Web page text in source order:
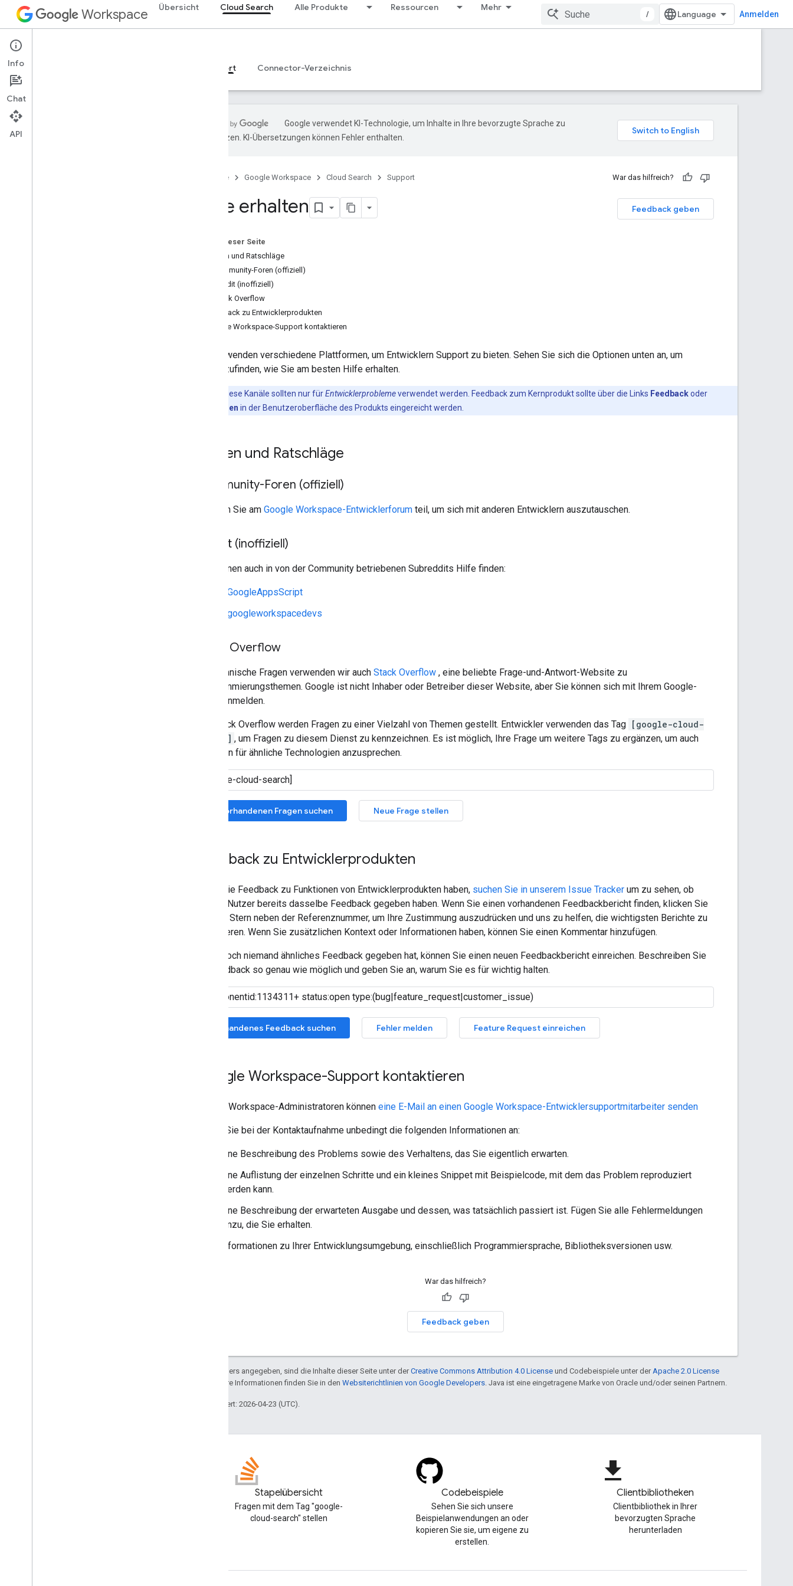
Workspace Übersicht Cloud Search Alle Produkte Ressourcen Mehr
/ Anmelden
Cloud Search
Übersicht Support Connector-Verzeichnis
Google verwendet KI-Technologie, um Inhalte in Ihre bevorzugte Sprache zu
übersetzen. KI-Übersetzungen können Fehler enthalten.
Startseite Google Workspace Cloud Search Support War das hilfreich?
Feedback geben
Hilfe erhalten
Auf dieser Seite
Fragen und Ratschläge
Community-Foren (offiziell)
Reddit (inoffiziell)
Stack Overflow
Feedback zu Entwicklerprodukten
Google Workspace-Support kontaktieren
Wir verwenden verschiedene Plattformen, um Entwicklern Support zu bieten. Sehen Sie sich die Optionen unten an, um
herauszufinden, wie Sie am besten Hilfe erhalten.
Diese Kanäle sollten nur fürEntwicklerproblemeverwendet werden. Feedback zum Kernprodukt sollte über die Links Feedbackoder
Problem melden in der Benutzeroberfläche des Produkts eingereicht werden.
Fragen und Ratschläge
Community-Foren (offiziell)
Nehmen Sie am Google Workspace-Entwicklerforum teil, um sich mit anderen Entwicklern auszutauschen.
Reddit (inoffiziell)
Sie können auch in von der Community betriebenen Subreddits Hilfe finden:
r/GoogleAppsScript
r/googleworkspacedevs
Stack Overflow
Für technische Fragen verwenden wir auch Stack Overflow , eine beliebte Frage-und-Antwort-Website zu
Programmierungsthemen. Google ist nicht Inhaber oder Betreiber dieser Website, aber Sie können sich mit Ihrem Google-
Konto anmelden.
Auf Stack Overflow werden Fragen zu einer Vielzahl von Themen gestellt. Entwickler verwenden das Tag [google-cloud-
search] , um Fragen zu diesem Dienst zu kennzeichnen. Es ist möglich, Ihre Frage um weitere Tags zu ergänzen, um auch
Experten für ähnliche Technologien anzusprechen.
In vorhandenen Fragen suchen Neue Frage stellen
Feedback zu Entwicklerprodukten
Wenn Sie Feedback zu Funktionen von Entwicklerprodukten haben, suchen Sie in unserem Issue Tracker um zu sehen, ob
andere Nutzer bereits dasselbe Feedback gegeben haben. Wenn Sie einen vorhandenen Feedbackbericht finden, klicken Sie
auf den Stern neben der Referenznummer, um Ihre Zustimmung auszudrücken und uns zu helfen, die wichtigsten Berichte zu
priorisieren. Wenn Sie zusätzlichen Kontext oder Informationen haben, können Sie einen Kommentar hinzufügen.
Wenn noch niemand ähnliches Feedback gegeben hat, können Sie einen neuen Feedbackbericht einreichen. Beschreiben Sie
Ihr Feedback so genau wie möglich und geben Sie an, warum Sie es für wichtig halten.
Vorhandenes Feedback suchen Fehler melden Feature Request einreichen
Google Workspace-Support kontaktieren
Google Workspace-Administratoren können eine E-Mail an einen Google Workspace-Entwicklersupportmitarbeiter senden
Geben Sie bei der Kontaktaufnahme unbedingt die folgenden Informationen an:
Eine Beschreibung des Problems sowie des Verhaltens, das Sie eigentlich erwarten.
Eine Auflistung der einzelnen Schritte und ein kleines Snippet mit Beispielcode, mit dem das Problem reproduziert
werden kann.
Eine Beschreibung der erwarteten Ausgabe und dessen, was tatsächlich passiert ist. Fügen Sie alle Fehlermeldungen
hinzu, die Sie erhalten.
Informationen zu Ihrer Entwicklungsumgebung, einschließlich Programmiersprache, Bibliotheksversionen usw.
War das hilfreich?
Feedback geben
Sofern nicht anders angegeben, sind die Inhalte dieser Seite unter derCreative Commons Attribution 4.0 License und Codebeispiele unter der Apache 2.0 License
lizenziert. Weitere Informationen finden Sie in den Websiterichtlinien von Google Developers . Java ist eine eingetragene Marke von Oracle und/oder seinen Partnern.
Zuletzt aktualisiert: 2026-04-23 (UTC).
Stapelübersicht
Fragen mit dem Tag "google-
cloud-search" stellen
Codebeispiele
Sehen Sie sich unsere
Beispielanwendungen an oder
kopieren Sie sie, um eigene zu
erstellen.
file_download
Clientbibliotheken
Clientbibliothek in Ihrer
bevorzugten Sprache
herunterladen
Info
Chat
API